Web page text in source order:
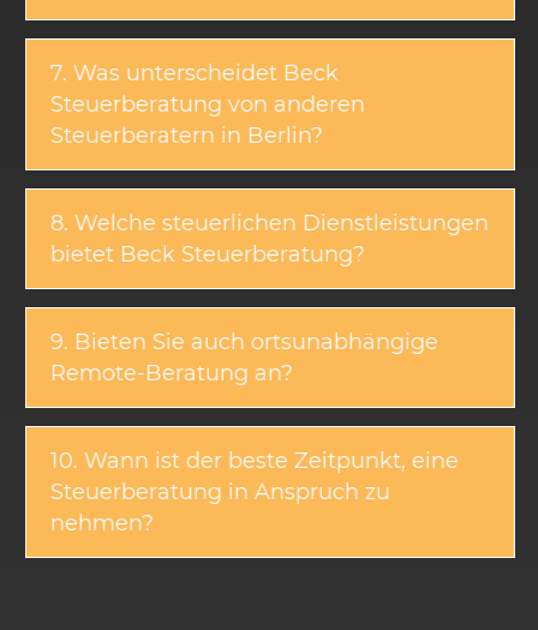
7. Was unterscheidet Beck
Steuerberatung von anderen
Steuerberatern in Berlin?
8. Welche steuerlichen Dienstleistungen
bietet Beck Steuerberatung?
9. Bieten Sie auch ortsunabhängige
Remote-Beratung an?
10. Wann ist der beste Zeitpunkt, eine
Steuerberatung in Anspruch zu
nehmen?